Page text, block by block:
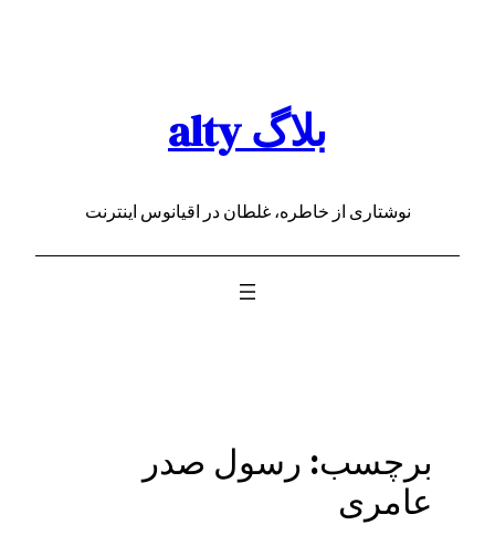
بلاگ alty
نوشتاری از خاطره، غلطان در اقیانوس اینترنت
برچسب: رسول صدر
عامری